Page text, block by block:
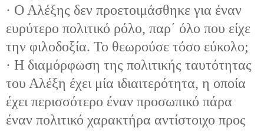
· Ο Αλέξης δεν προετοιμάσθηκε για έναν
ευρύτερο πολιτικό ρόλο, παρ΄ όλο που είχε
την φιλοδοξία. Το θεωρούσε τόσο εύκολο;
· Η διαμόρφωση της πολιτικής ταυτότητας
του Αλέξη έχει μία ιδιαιτερότητα, η οποία
έχει περισσότερο έναν προσωπικό πάρα
έναν πολιτικό χαρακτήρα αντίστοιχο προς